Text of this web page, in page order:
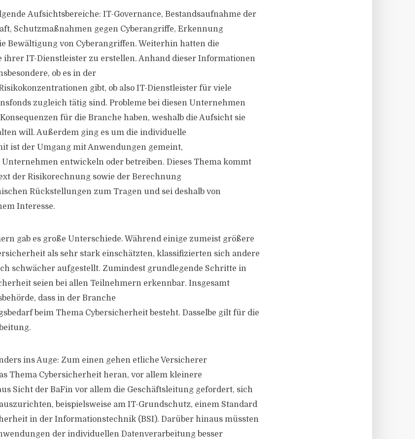
Aufsichtsbereiche: IT-Governance, Bestandsaufnahme der
Schutzmaßnahmen gegen Cyberangriffe, Erkennung
Bewältigung von Cyberangriffen. Weiterhin hatten die
ihrer IT-Dienstleister zu erstellen. Anhand dieser Informationen
ob es in der
gibt, ob also IT-Dienstleister für viele
zugleich tätig sind. Probleme bei diesen Unternehmen
für die Branche haben, weshalb die Aufsicht sie
will. Außerdem ging es um die individuelle
ist der Umgang mit Anwendungen gemeint,
entwickeln oder betreiben. Dieses Thema kommt
der Risikorechnung sowie der Berechnung
Rückstellungen zum Tragen und sei deshalb von
Interesse.
gab es große Unterschiede. Während einige zumeist größere
als sehr stark einschätzten, klassifizierten sich andere
schwächer aufgestellt. Zumindest grundlegende Schritte in
seien bei allen Teilnehmern erkennbar. Insgesamt
dass in der Branche
beim Thema Cybersicherheit besteht. Dasselbe gilt für die
ins Auge: Zum einen gehen etliche Versicherer
Thema Cybersicherheit heran, vor allem kleinere
Sicht der BaFin vor allem die Geschäftsleitung gefordert, sich
beispielsweise am IT-Grundschutz, einem Standard
in der Informationstechnik (BSI). Darüber hinaus müssten
der individuellen Datenverarbeitung besser